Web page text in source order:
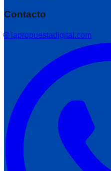
Contacto
🌐 lapropuestadigital.com